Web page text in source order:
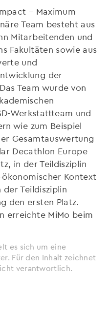
– Maximum
Team besteht aus
Mitarbeitenden und
Fakultäten sowie aus
und
der
Team wurde von
Werkstattteam und
wie zum Beispiel
Gesamtauswertung
Decathlon Europe
in der Teildisziplin
ökonomischer Kontext
Teildisziplin
den ersten Platz.
erreichte MiMo beim
es sich um eine
Für den Inhalt zeichnet
verantwortlich.